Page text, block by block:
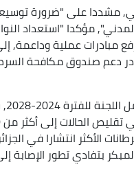
مشددا على "ضرورة
مؤكدا "استعداد
مبادرات عملية
دعم صندوق مكافحة
الأكثر انتشارا في
بتفادي تطور الإصابة